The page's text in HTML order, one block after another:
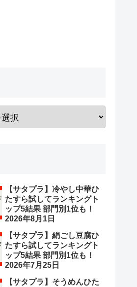
【サタプラ】冷やし中華ひ
たすら試してランキングト
ップ5結果 部門別1位も！
2026年8月1日
【サタプラ】絹ごし豆腐ひ
たすら試してランキングト
ップ5結果 部門別1位も！
2026年7月25日
【サタプラ】そうめんひた